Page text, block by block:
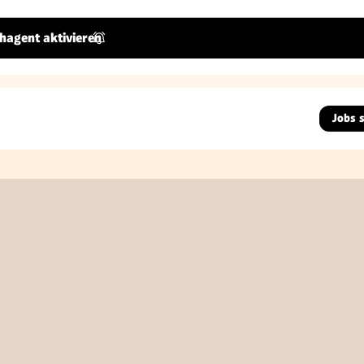
aktivieren
Jobs